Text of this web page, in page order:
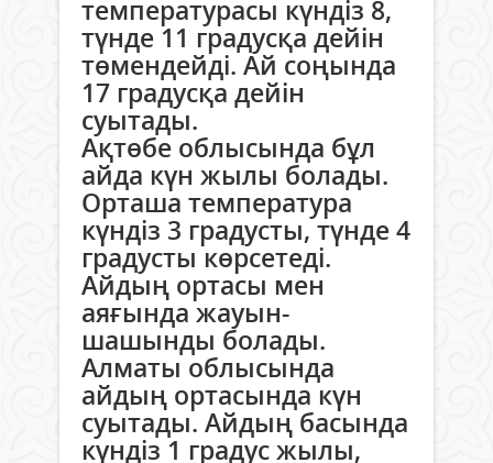
температурасы күндіз 8,
түнде 11 градусқа дейін
төмендейді. Ай соңында
17 градусқа дейін
суытады.
Ақтөбе облысында бұл
айда күн жылы болады.
Орташа температура
күндіз 3 градусты, түнде 4
градусты көрсетеді.
Айдың ортасы мен
аяғында жауын-
шашынды болады.
Алматы облысында
айдың ортасында күн
суытады. Айдың басында
күндіз 1 градус жылы,